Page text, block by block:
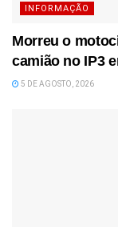
INFORMAÇÃO
Morreu o
camião no IP3
5 DE AGOSTO, 2026